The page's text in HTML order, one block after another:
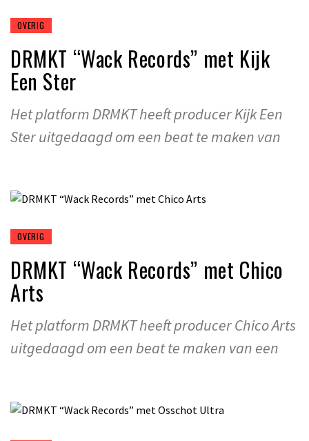
OVERIG
DRMKT “Wack Records” met Kijk
Een Ster
Het platform DRMKT heeft producer Kijk Een
Ster uitgedaagd om een beat te maken van
OVERIG
DRMKT “Wack Records” met Chico
Arts
Het platform DRMKT heeft producer Chico Arts
uitgedaagd om een beat te maken van een